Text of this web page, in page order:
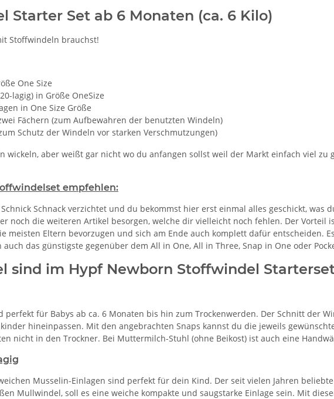
Starter Set ab 6 Monaten (ca. 6 Kilo)
Stoffwindeln brauchst!
One Size
lagig) in Größe OneSize
in One Size Größe
Fächern (zum Aufbewahren der benutzten Windeln)
Schutz der Windeln vor starken Verschmutzungen)
wickeln, aber weißt gar nicht wo du anfangen sollst weil der Markt einfach viel
empfehlen:
Schnack verzichtet und du bekommst hier erst einmal alles geschickt,
noch die weiteren Artikel besorgen, welche dir vielleicht noch fehlen. Der Vorteil
meisten Eltern bevorzugen und sich am Ende auch komplett dafür
das günstigste gegenüber dem All in One, All in Three, Snap in One oder
sind im Hypf Newborn Stoffwindel
perfekt für Babys ab ca. 6 Monaten bis hin zum Trockenwerden. Der Schnitt der
hineinpassen. Mit den angebrachten Snaps kannst du die jeweils
nicht in den Trockner. Bei Muttermilch-Stuhl (ohne Beikost) ist auch eine
Musselin-Einlagen sind perfekt für dein Kind. Der seit vielen Jahren
Mullwindel, soll es eine weiche kompakte und saugstarke Einlage sein. Mit